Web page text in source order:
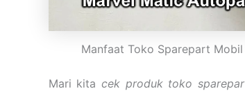
Manfaat Toko Sparepart
Mari kita cek produk toko